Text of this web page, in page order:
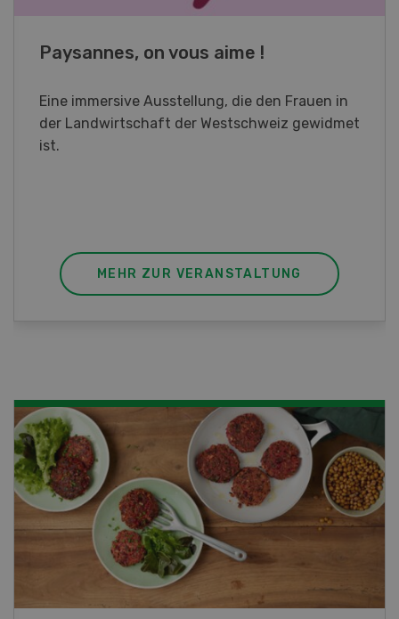
Fachkurs Aquakultur
Sind Sie in der Fischzucht tätig oder
interessieren Sie sich für das Thema? In
diesem Fall ist unser FBA-Weiterbildungskurs
MEHR ZUR VERANSTALTUNG